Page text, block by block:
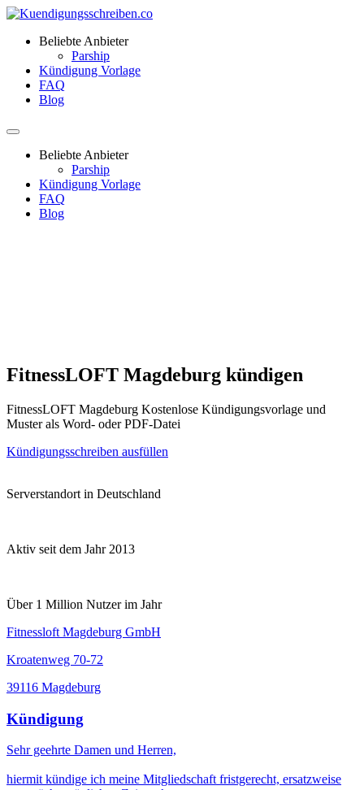
Beliebte Anbieter
Parship
Kündigung Vorlage
FAQ
Blog
Beliebte Anbieter
Parship
Kündigung Vorlage
FAQ
Blog
FitnessLOFT Magdeburg kündigen
FitnessLOFT Magdeburg Kostenlose Kündigungsvorlage und
Muster als Word- oder PDF-Datei
Kündigungsschreiben ausfüllen
Serverstandort in Deutschland
Aktiv seit dem Jahr 2013
Über 1 Million Nutzer im Jahr
Fitnessloft Magdeburg GmbH
Kroatenweg 70-72
39116 Magdeburg
Kündigung
Sehr geehrte Damen und Herren,
hiermit kündige ich meine Mitgliedschaft fristgerecht, ersatzweise